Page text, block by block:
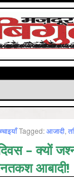
Tagged:आजादी,
– क्यों
आबादी!